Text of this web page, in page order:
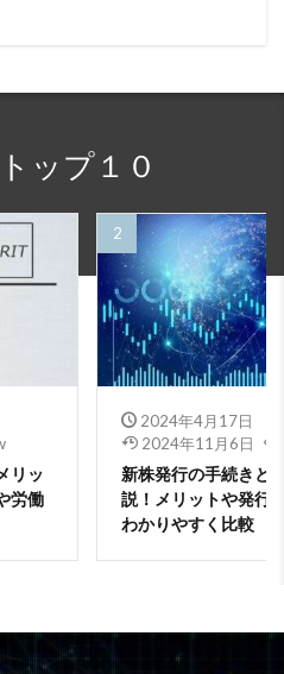
ップ１０
リッ
労働
2024年4月17日
2024年11月6日
新株発行の手続きと
説！メリットや発行
わかりやすく比較